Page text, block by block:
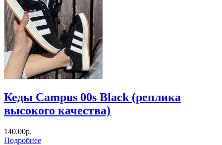
Кеды Campus 00s Black (реплика
высокого качества)
140.00р.
Подробнее